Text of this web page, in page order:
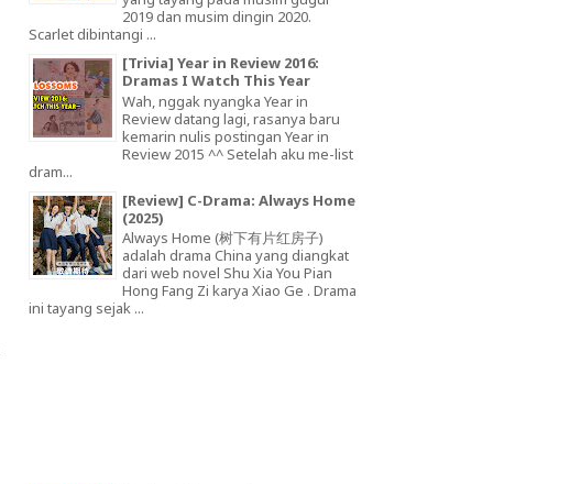
2019 dan musim dingin 2020.
Scarlet dibintangi ...
[Trivia] Year in Review 2016:
Dramas I Watch This Year
Wah, nggak nyangka Year in
Review datang lagi, rasanya baru
kemarin nulis postingan Year in
Review 2015 ^^ Setelah aku me-list
dram...
[Review] C-Drama: Always Home
(2025)
Always Home (树下有片红房子)
adalah drama China yang diangkat
dari web novel Shu Xia You Pian
Hong Fang Zi karya Xiao Ge . Drama
ini tayang sejak ...